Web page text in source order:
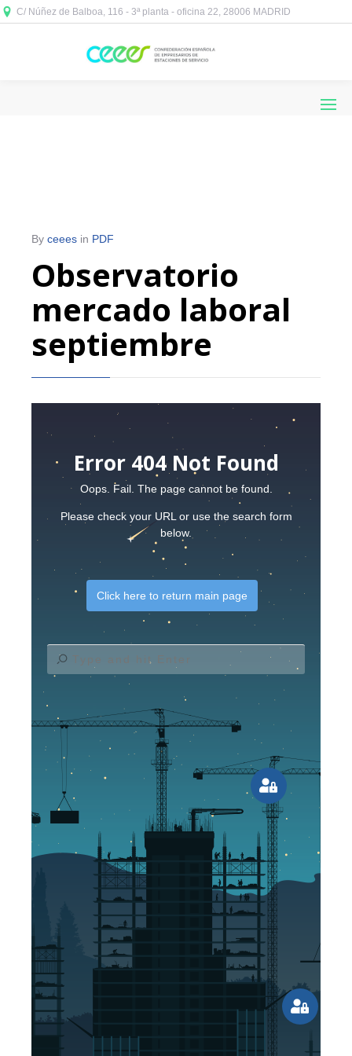
C/ Núñez de Balboa, 116 - 3ª planta - oficina 22, 28006 MADRID
By ceees in PDF
Observatorio
mercado laboral
septiembre